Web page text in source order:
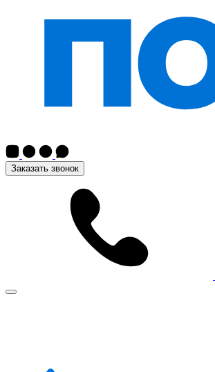
Заказать звонок